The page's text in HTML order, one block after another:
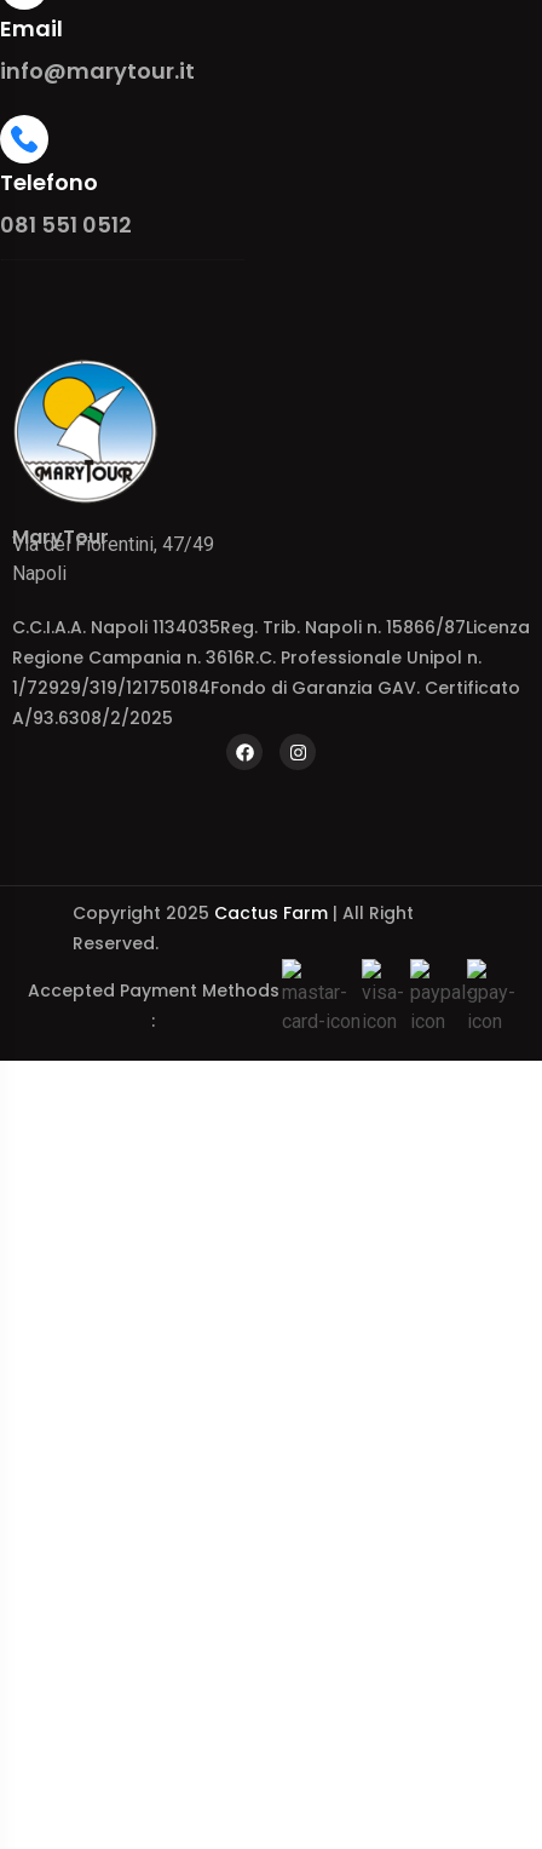
Email
info@marytour.it
Telefono
081 551 0512
MaryTour
Via dei Fiorentini, 47/49
Napoli
C.C.I.A.A. Napoli 1134035Reg. Trib. Napoli n. 15866/87Licenza
Regione Campania n. 3616R.C. Professionale Unipol n.
1/72929/319/121750184Fondo di Garanzia GAV. Certificato
A/93.6308/2/2025
Copyright 2025 Cactus Farm| All Right
Reserved.
Accepted Payment Methods
: